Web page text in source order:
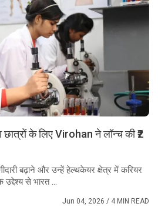
छात्रों के लिए Virohan ने लॉन्च की ₹2
बढ़ाने और उन्हें हेल्थकेयर क्षेत्र में करियर
से भारत ...
Jun 04, 2026 / 4 MIN READ